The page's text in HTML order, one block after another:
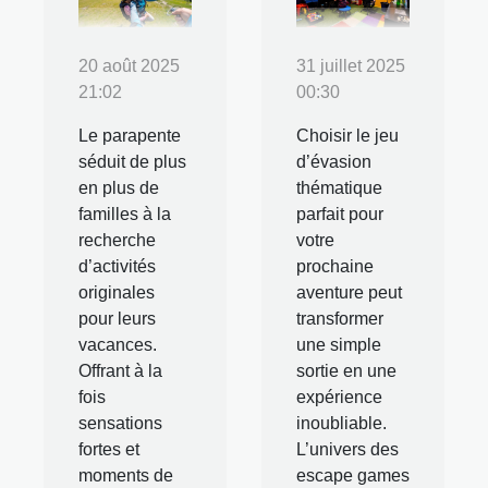
20 août 2025
21:02
Le parapente
séduit de plus
en plus de
familles à la
recherche
d’activités
originales
pour leurs
vacances.
Offrant à la
fois
sensations
fortes et
moments de
31 juillet 2025
00:30
Choisir le jeu
d’évasion
thématique
parfait pour
votre
prochaine
aventure peut
transformer
une simple
sortie en une
expérience
inoubliable.
L’univers des
escape games